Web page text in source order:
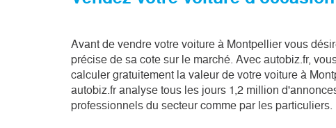
Avant de vendre votre voiture à Montpellier vous
précise de sa cote sur le marché. Avec autobiz.fr,
calculer gratuitement la valeur de votre voiture à
autobiz.fr analyse tous les jours 1,2 million
professionnels du secteur comme par les particuliers.